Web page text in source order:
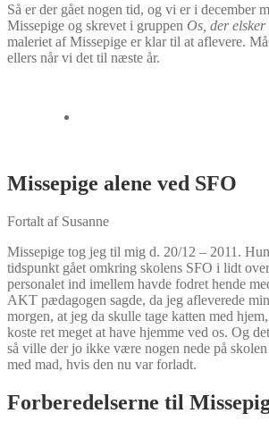
Så er der gået nogen tid, og vi er i december
Missepige og skrevet i gruppen Os, der elsker
maleriet af Missepige er klar til at aflevere.
ellers når vi det til næste år.
Missepige alene ved SFO
Fortalt af Susanne
Missepige tog jeg til mig d. 20/12 – 2011.
tidspunkt gået omkring skolens SFO i lidt
personalet ind imellem havde fodret hende
AKT pædagogen sagde, da jeg afleverede
morgen, at jeg da skulle tage katten med
koste ret meget at have hjemme ved os. Og
så ville der jo ikke være nogen nede på
med mad, hvis den nu var forladt.
Forberedelserne til